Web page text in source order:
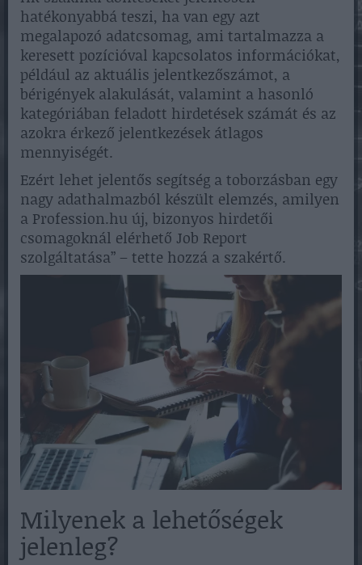
hatékonyabbá teszi, ha van egy azt
megalapozó adatcsomag, ami tartalmazza a
keresett pozícióval kapcsolatos információkat,
például az aktuális jelentkezőszámot, a
bérigények alakulását, valamint a hasonló
kategóriában feladott hirdetések számát és az
azokra érkező jelentkezések átlagos
mennyiségét.
Ezért lehet jelentős segítség a toborzásban egy
nagy adathalmazból készült elemzés, amilyen
a Profession.hu új, bizonyos hirdetői
csomagoknál elérhető Job Report
szolgáltatása” – tette hozzá a szakértő.
Milyenek a lehetőségek
jelenleg?